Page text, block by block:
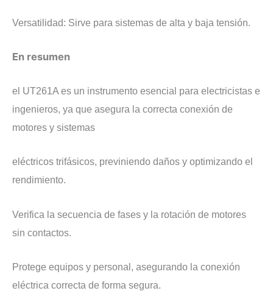
​Versatilidad: Sirve para sistemas de alta y baja tensión.
​En resumen
el UT261A es un instrumento esencial para electricistas e
ingenieros, ya que asegura la correcta conexión de
motores y sistemas
eléctricos trifásicos, previniendo daños y optimizando el
rendimiento.
Verifica la secuencia de fases y la rotación de motores
sin contactos.
Protege equipos y personal, asegurando la conexión
eléctrica correcta de forma segura.